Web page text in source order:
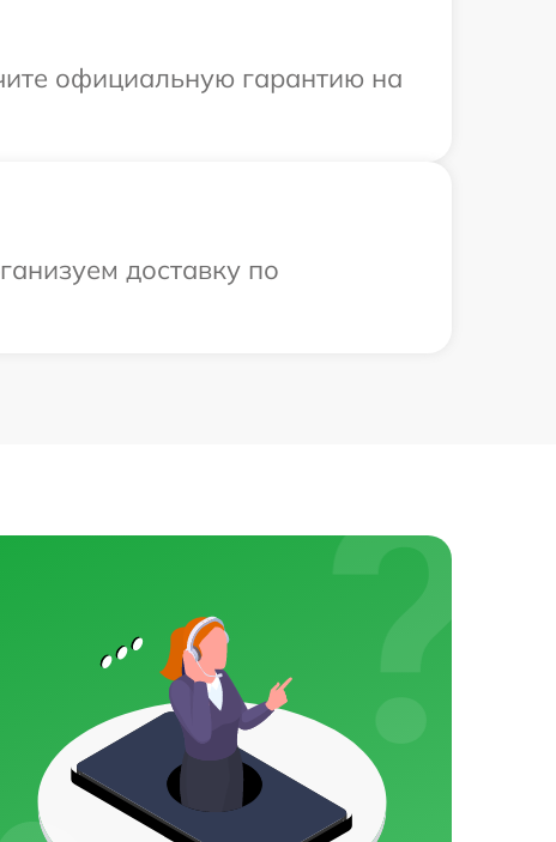
официальную гарантию на
доставку по